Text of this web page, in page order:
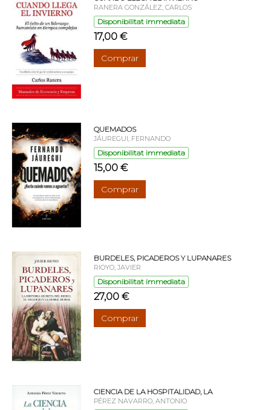
RANERA GONZÁLEZ, CARLOS
Disponibilitat immediata
17,00 €
Comprar
QUEMADOS
JÁUREGUI, FERNANDO
Disponibilitat immediata
15,00 €
Comprar
BURDELES, PICADEROS Y LUPANARES
RIOYO, JAVIER
Disponibilitat immediata
27,00 €
Comprar
CIENCIA DE LA HOSPITALIDAD, LA
PÉREZ NAVARRO, ANTONIO